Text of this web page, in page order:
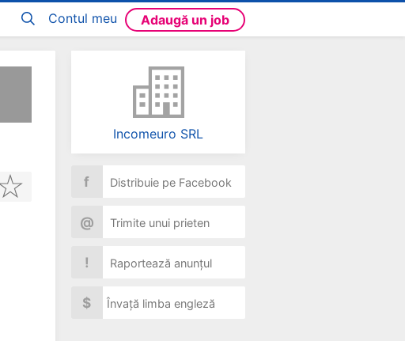
Contul meu Adaugă un job
Incomeuro SRL
f Distribuie pe Facebook
@ Trimite unui prieten
! Raportează anunțul
$ Învață limba engleză